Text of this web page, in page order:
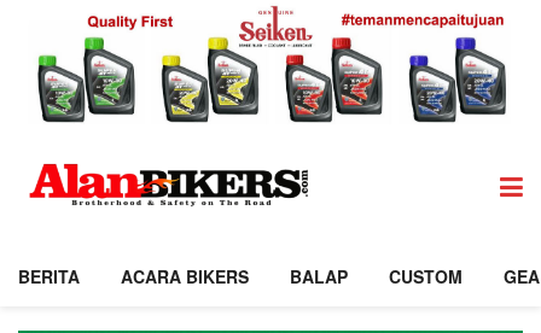
BERITA ACARA BIKERS BALAP CUSTOM